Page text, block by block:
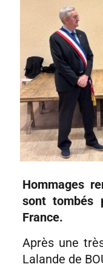
Hommages
sont tombés
France.
Après une
Lalande de